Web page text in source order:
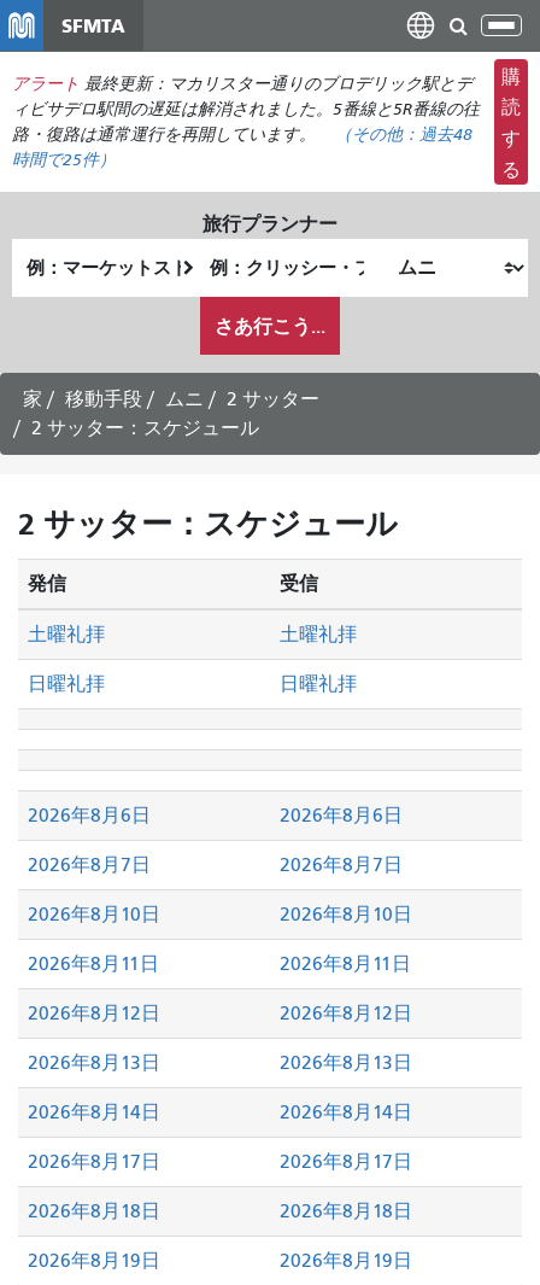
ン
コ
ン
ン
ツ
移
SFMTA
ナ
ビ
ゲ
ー
シ
ョ
の
切
り
え
アラート 最終更新：マカリスター通りのブロデリック駅とデ
ィビサデロ駅間の遅延は解消されました。5番線と5R番線の往
路・復路は通常運行を再開しています。
（その他： 過去48
時間で25件）
購
読
す
る
旅行プランナー
出
発
終
了
が
ど
の
う
旅
し
た
か
さあ行こう...
家 移動手段 ムニ
2 サッター
2 サッター：スケジュール
2 サッター：スケジュール
発信 受信
土曜礼拝 土曜礼拝
日曜礼拝 日曜礼拝
2026年8月6日 2026年8月6日
2026年8月7日 2026年8月7日
2026年8月10日 2026年8月10日
2026年8月11日 2026年8月11日
2026年8月12日 2026年8月12日
2026年8月13日 2026年8月13日
2026年8月14日 2026年8月14日
2026年8月17日 2026年8月17日
2026年8月18日 2026年8月18日
2026年8月19日 2026年8月19日